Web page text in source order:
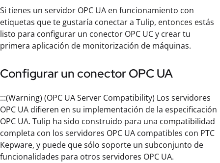
Si tienes un servidor OPC UA en funcionamiento con
etiquetas que te gustaría conectar a Tulip, entonces estás
listo para configurar un conector OPC UC y crear tu
primera aplicación de monitorización de máquinas.
Configurar un conector OPC UA
:::(Warning) (OPC UA Server Compatibility) Los servidores
OPC UA difieren en su implementación de la especificación
OPC UA. Tulip ha sido construido para una compatibilidad
completa con los servidores OPC UA compatibles con PTC
Kepware, y puede que sólo soporte un subconjunto de
funcionalidades para otros servidores OPC UA.